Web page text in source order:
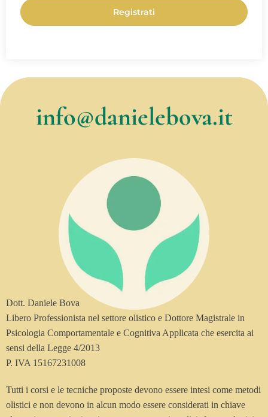
Registrati
info@danielebova.it
Dott. Daniele Bova
Libero Professionista nel settore olistico e Dottore Magistrale in
Psicologia Comportamentale e Cognitiva Applicata che esercita ai
sensi della Legge 4/2013
P. IVA 15167231008
Tutti i corsi e le tecniche proposte devono essere intesi come metodi
olistici e non devono in alcun modo essere considerati in chiave